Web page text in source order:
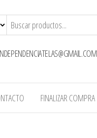
FINALIZAR COMPRA